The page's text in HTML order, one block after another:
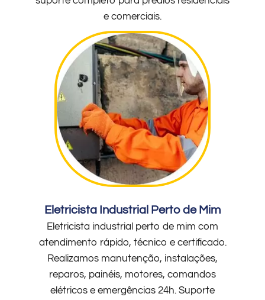
e comerciais.
Eletricista Industrial Perto de Mim
Eletricista industrial perto de mim com
atendimento rápido, técnico e certificado.
Realizamos manutenção, instalações,
reparos, painéis, motores, comandos
elétricos e emergências 24h. Suporte